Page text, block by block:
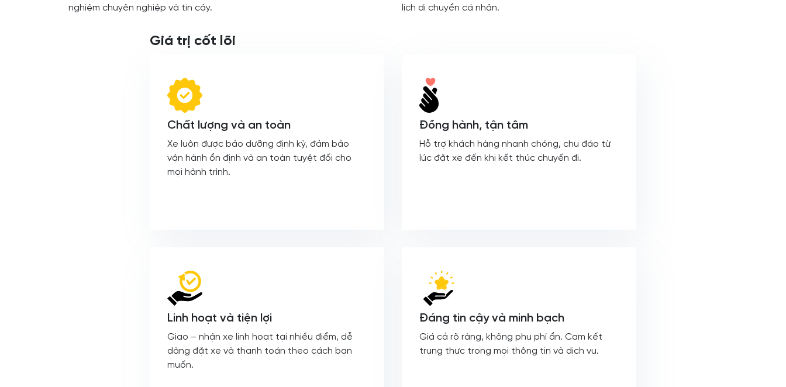
nghiệm chuyên nghiệp và tin cậy.
lịch di chuyển cá nhân.
Giá trị cốt lõi
Chất lượng và an toàn
Xe luôn được bảo dưỡng định kỳ, đảm bảo
vận hành ổn định và an toàn tuyệt đối cho
mọi hành trình.
Đồng hành, tận tâm
Hỗ trợ khách hàng nhanh chóng, chu đáo từ
lúc đặt xe đến khi kết thúc chuyến đi.
Linh hoạt và tiện lợi
Giao – nhận xe linh hoạt tại nhiều điểm, dễ
dàng đặt xe và thanh toán theo cách bạn
muốn.
Đáng tin cậy và minh bạch
Giá cả rõ ràng, không phụ phí ẩn. Cam kết
trung thực trong mọi thông tin và dịch vụ.